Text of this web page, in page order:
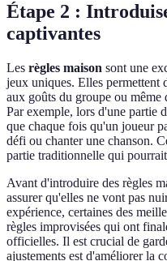
Étape 2 :
captivantes
Les règles maison sont une
jeux uniques. Elles permettent
aux goûts du groupe ou même
Par exemple, lors d'une partie
que chaque fois qu'un joueur
défi ou chanter une chanson.
partie traditionnelle qui
Avant d'introduire des règles
assurer qu'elles ne vont pas
expérience, certaines des
règles improvisées qui ont
officielles. Il est crucial de
ajustements est d'améliorer la